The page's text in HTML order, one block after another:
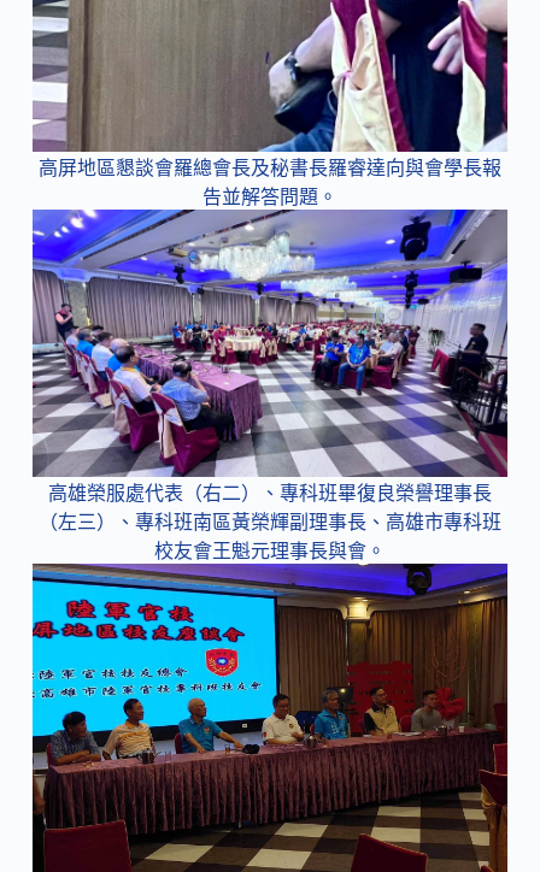
高屏地區懇談會羅總會長及秘書長羅睿達向與會學長報
告並解答問題。
高雄榮服處代表（右二）、專科班畢復良榮譽理事長
（左三）、專科班南區黃榮輝副理事長、高雄市專科班
校友會王魁元理事長與會。